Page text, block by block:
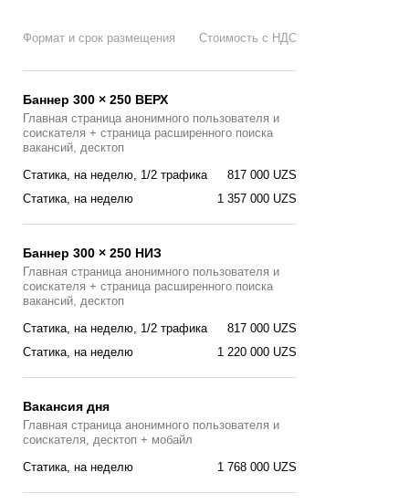
Формат и срок размещения Стоимость с НДС
Баннер 300 × 250 ВЕРХ
Главная страница анонимного пользователя и
соискателя + страница расширенного поиска
вакансий, десктоп
817 000 UZS
Статика, на неделю, 1/2 трафика
1 357 000 UZS
Статика, на неделю
Баннер 300 × 250 НИЗ
Главная страница анонимного пользователя и
соискателя + страница расширенного поиска
вакансий, десктоп
817 000 UZS
Статика, на неделю, 1/2 трафика
1 220 000 UZS
Статика, на неделю
Вакансия дня
Главная страницa анонимного пользователя и
соискателя, десктоп + мобайл
1 768 000 UZS
Статика, на неделю